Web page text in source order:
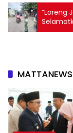
“Loreng